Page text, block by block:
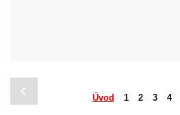
Úvod 1 2 3 4